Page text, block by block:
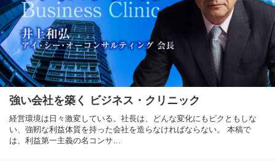
強い会社を築く ビジネス・クリニック
経営環境は日々激変している。社長は、どんな変化にもビクともしな
い、強靭な利益体質を持った会社を造らなければならない。 本稿で
は、利益第一主義の名コンサ…